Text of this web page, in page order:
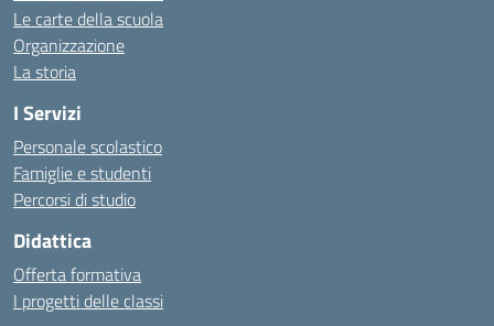
Le carte della scuola
Organizzazione
La storia
I Servizi
Personale scolastico
Famiglie e studenti
Percorsi di studio
Didattica
Offerta formativa
I progetti delle classi